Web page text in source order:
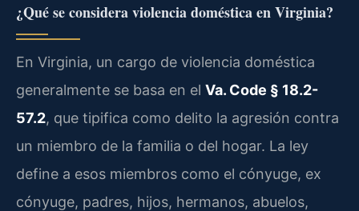
¿Qué se considera violencia doméstica en Virginia?
En Virginia, un cargo de violencia doméstica
generalmente se basa en el Va. Code § 18.2-
57.2, que tipifica como delito la agresión contra
un miembro de la familia o del hogar. La ley
define a esos miembros como el cónyuge, ex
cónyuge, padres, hijos, hermanos, abuelos,